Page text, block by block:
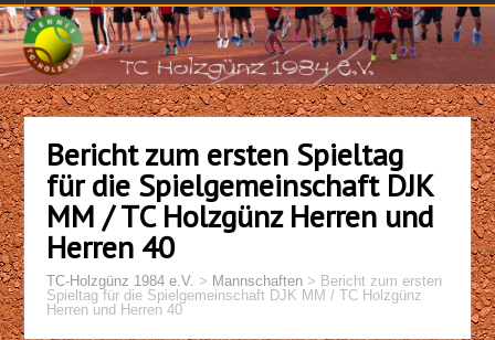
Bericht zum ersten Spieltag
für die Spielgemeinschaft DJK
MM / TC Holzgünz Herren und
Herren 40
TC-Holzgünz 1984 e.V. > Mannschaften > Bericht zum ersten
Spieltag für die Spielgemeinschaft DJK MM / TC Holzgünz
Herren und Herren 40